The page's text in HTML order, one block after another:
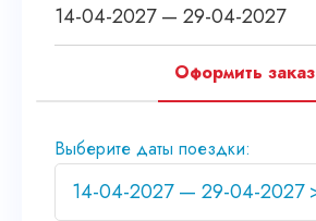
14-04-2027 — 29-04-2027
Оформить заказ
Выберите даты поездки: